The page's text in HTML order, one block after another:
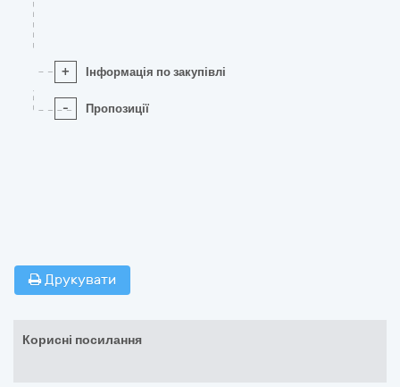
+ Інформація по закупівлі
- Пропозиції
Друкувати
Корисні посилання